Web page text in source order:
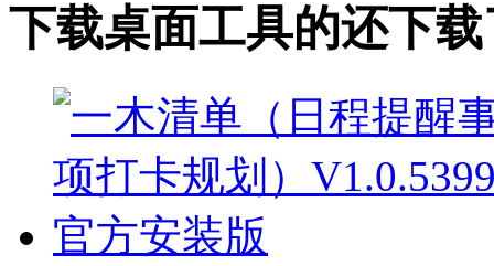
下载桌面工具的还下